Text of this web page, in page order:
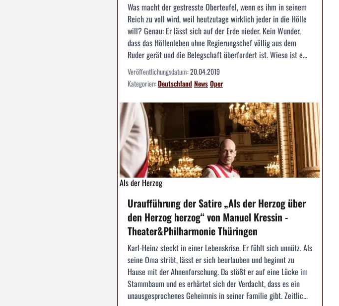
Was macht der gestresste Oberteufel, wenn es ihm in seinem
Reich zu voll wird, weil heutzutage wirklich jeder in die Hölle
will? Genau: Er lässt sich auf der Erde nieder. Kein Wunder,
dass das Höllenleben ohne Regierungschef völlig aus dem
Ruder gerät und die Belegschaft überfordert ist. Wieso ist e...
Veröffentlichungsdatum:20.04.2019
Kategorien:DeutschlandNewsOper
Als der Herzog
Uraufführung der Satire „Als der Herzog über
den Herzog herzog“ von Manuel Kressin -
Theater&Philharmonie Thüringen
Karl-Heinz steckt in einer Lebenskrise. Er fühlt sich unnütz. Als
seine Oma stribt, lässt er sich beurlauben und beginnt zu
Hause mit der Ahnenforschung. Da stößt er auf eine Lücke im
Stammbaum und es erhärtet sich der Verdacht, dass es ein
unausgesprochenes Geheimnis in seiner Familie gibt. Zeitlic...